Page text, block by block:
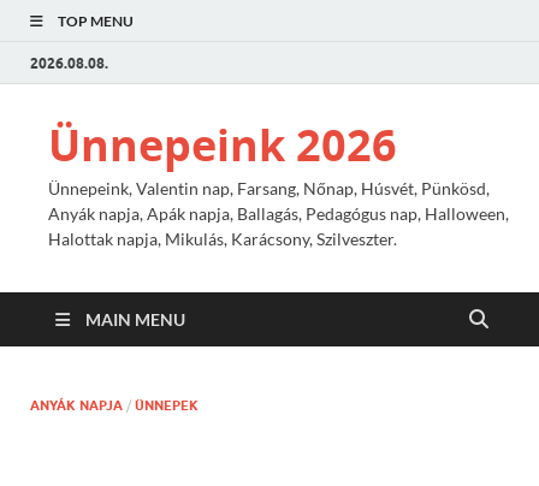
TOP MENU
2026.08.08.
Ünnepeink 2026
Ünnepeink, Valentin nap, Farsang, Nőnap, Húsvét, Pünkösd,
Anyák napja, Apák napja, Ballagás, Pedagógus nap, Halloween,
Halottak napja, Mikulás, Karácsony, Szilveszter.
MAIN MENU
ANYÁK NAPJA / ÜNNEPEK